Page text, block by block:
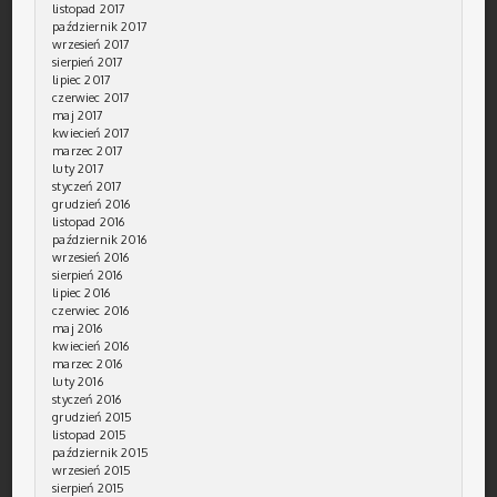
listopad 2017
październik 2017
wrzesień 2017
sierpień 2017
lipiec 2017
czerwiec 2017
maj 2017
kwiecień 2017
marzec 2017
luty 2017
styczeń 2017
grudzień 2016
listopad 2016
październik 2016
wrzesień 2016
sierpień 2016
lipiec 2016
czerwiec 2016
maj 2016
kwiecień 2016
marzec 2016
luty 2016
styczeń 2016
grudzień 2015
listopad 2015
październik 2015
wrzesień 2015
sierpień 2015